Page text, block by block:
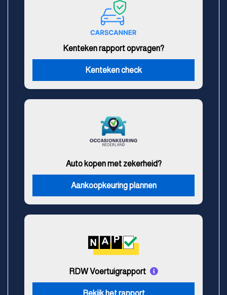
Kenteken rapport opvragen?
Kenteken check
Auto kopen met zekerheid?
Aankoopkeuring plannen
RDW Voertuigrapport
Bekijk het rapport